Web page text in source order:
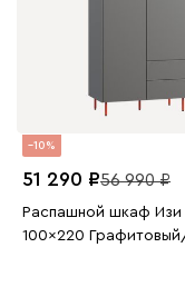
10
51 290 56 990
Распашной шкаф Изи
100x220